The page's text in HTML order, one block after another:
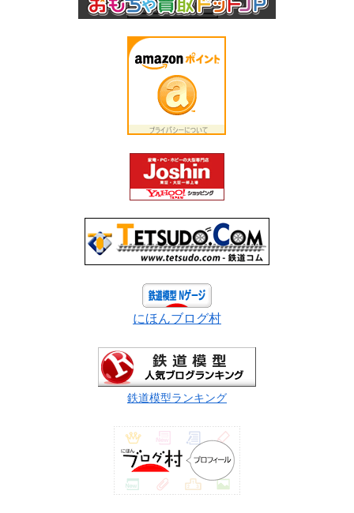
にほんブログ村
鉄道模型ランキング